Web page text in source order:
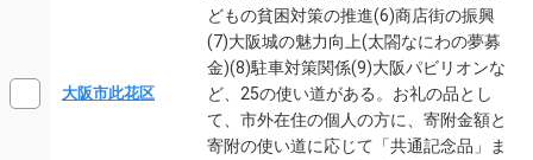
大阪市此花区
どもの貧困対策の推進(6)商店街の振興
(7)大阪城の魅力向上(太閤なにわの夢募
金)(8)駐車対策関係(9)大阪パビリオンな
ど、25の使い道がある。お礼の品とし
て、市外在住の個人の方に、寄附金額と
寄附の使い道に応じて「共通記念品」ま